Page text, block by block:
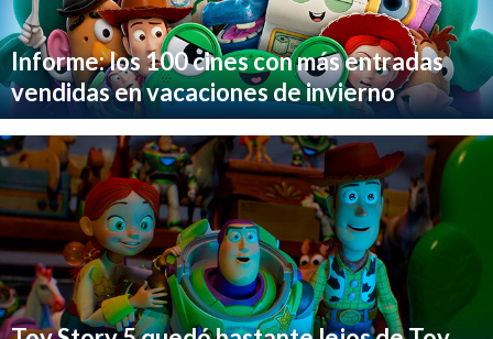
Informe: los 100 cines con más entradas
vendidas en vacaciones de invierno